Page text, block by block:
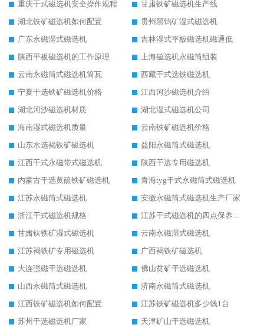
重庆干式磁选机安全操作规程
甘肃铁矿磁选机生产线
湖北铁矿磁选机如何配置
贵州黑钨矿湿式磁选机
广东永磁湿式磁选机
吉林湿式平板磁选机磁通低
陕西平板磁选机的工作原理
上海磁选机永磁筒组装
云南永磁筒式磁选机筒瓦
西藏干式选铁磁选机
宁夏干选铁矿磁选机价格
江西河沙磁选机介绍
湖北河沙磁选机材质
湖北湿式磁选机公司
海南湿式磁选机质量
云南铁矿磁选机价格
山东水选褐铁矿磁选机
益阳永磁筒式磁选机
江西干式永磁带式磁选机
陕西干选专用磁选机
内蒙古干选黄硫铁矿磁选机
青海tyg干式永磁筒式磁选机
江苏永磁筒式磁选机
安徽永磁筒式磁选机生产厂家
浙江干式磁选机规格
江苏干式磁选机的四点保养秘籍
甘肃钛铁矿湿式磁选机
云南永磁湿式磁选机
江苏褐铁矿专用磁选机
广西褐铁矿磁选机
大连强磁干选磁选机
佛山贫矿干选磁选机
山西永磁筒式磁选机
济南永磁筒式磁选机
江西铁矿磁选机如何配置
江苏铁矿磁选机多少钱1台
苏州干选磁选机厂家
天津矿山干选磁选机